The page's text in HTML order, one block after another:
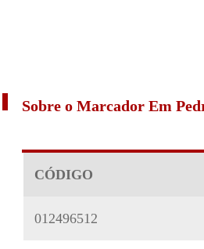
Sobre o Marcador Em
CÓDIGO
012496512